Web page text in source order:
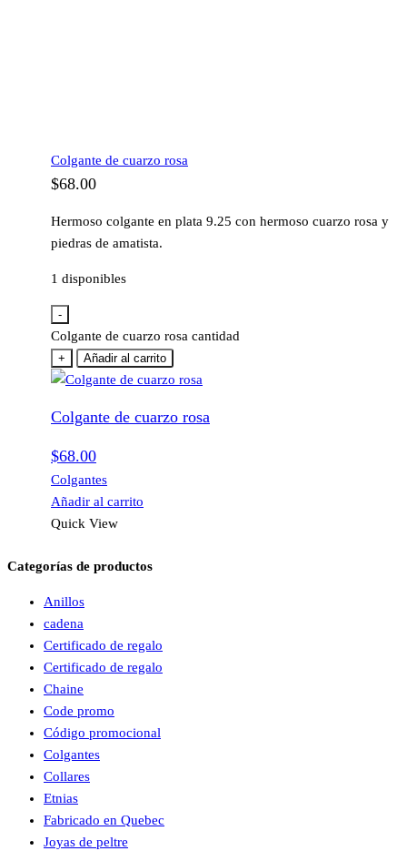
Colgante de cuarzo rosa
$68.00
Hermoso colgante en plata 9.25 con hermoso cuarzo rosa y
piedras de amatista.
1 disponibles
-
Colgante de cuarzo rosa cantidad
+ Añadir al carrito
Colgante de cuarzo rosa
$68.00
Colgantes
Añadir al carrito
Quick View
Categorías de productos
Anillos
cadena
Certificado de regalo
Certificado de regalo
Chaine
Code promo
Código promocional
Colgantes
Collares
Etnias
Fabricado en Quebec
Joyas de peltre